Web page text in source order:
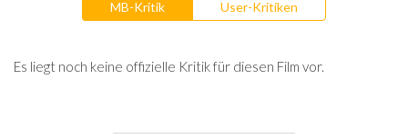
MB-Kritik User-Kritiken
Es liegt noch keine offizielle Kritik für diesen Film vor.